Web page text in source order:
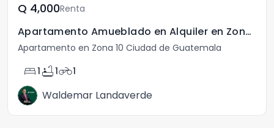
Q	4,000Renta
Apartamento Amueblado en Alquiler en Zona 10
Apartamento en Zona 10 Ciudad de Guatemala
bed1 bathtub1motorcycle1
Waldemar Landaverde